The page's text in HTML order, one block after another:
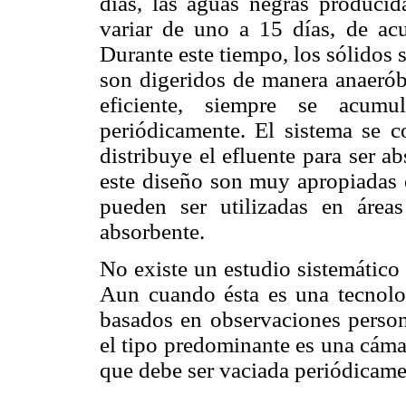
variar de uno a 15 días, de
Durante este tiempo, los sólidos
son digeridos de manera
eficiente, siempre se
periódicamente. El sistema se
distribuye el efluente para ser
este diseño son muy
pueden ser utilizadas en
absorbente.
No existe un estudio
Aun cuando ésta es una
basados en observaciones
el tipo predominante es una
que debe ser vaciada